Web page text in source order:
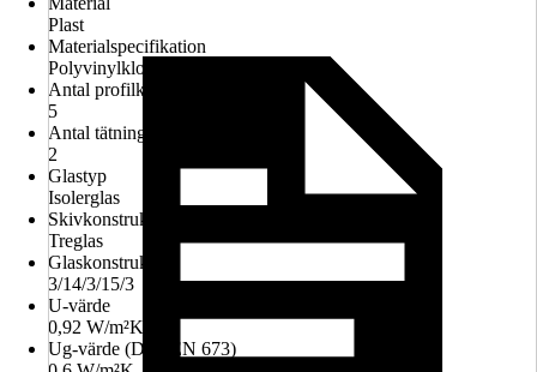
Plast
Materialspecifikation
Polyvinylklorid (PVC)
Antal profilkammare
5
Antal tätningar
2
Glastyp
Isolerglas
Skivkonstruktion
Treglas
Glaskonstruktion
3/14/3/15/3
U-värde
0,92 W/m²K
Ug-värde (DIN EN 673)